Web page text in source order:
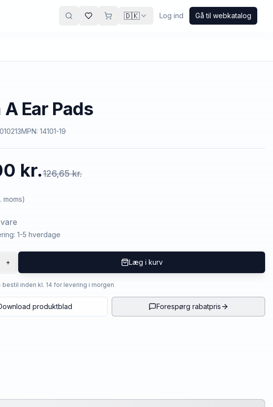
🇩🇰 Log ind Gå til webkatalog
Ear Pads
MPN: 14101-19
kr.126,65 kr.
moms)
1-5 hverdage
+ Læg i kurv
bestil inden kl. 14 for levering i morgen
produktblad Forespørg rabatpris